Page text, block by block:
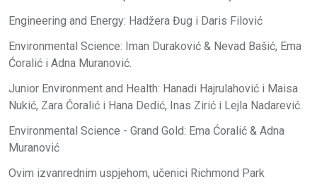
Engineering and Energy: Hadžera Đug i Daris Filović
Environmental Science: Iman Duraković & Nevad Bašić, Ema
Ćoralić i Adna Muranović.
Junior Environment and Health: Hanadi Hajrulahović i Maisa
Nukić, Zara Ćoralić i Hana Dedić, Inas Zirić i Lejla Nadarević.
Environmental Science - Grand Gold: Ema Ćoralić & Adna
Muranović
Ovim izvanrednim uspjehom, učenici Richmond Park